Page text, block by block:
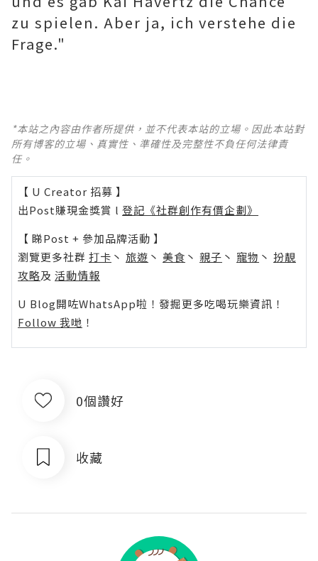
zu spielen. Aber ja, ich verstehe die
Frage."
*本站之內容由作者所提供，並不代表本站的立場。因此本站對
所有博客的立場、真實性、準確性及完整性不負任何法律責
任。
【 U Creator 招募 】
出Post賺現金獎賞 l 登記《社群創作有價企劃》
【 睇Post + 參加品牌活動 】
瀏覽更多社群 打卡 丶 旅遊 丶 美食 丶 親子 丶 寵物 丶 扮靚
攻略及 活動情報
U Blog開咗WhatsApp啦！發掘更多吃喝玩樂資訊！
Follow 我哋 ！
0個讚好
收藏